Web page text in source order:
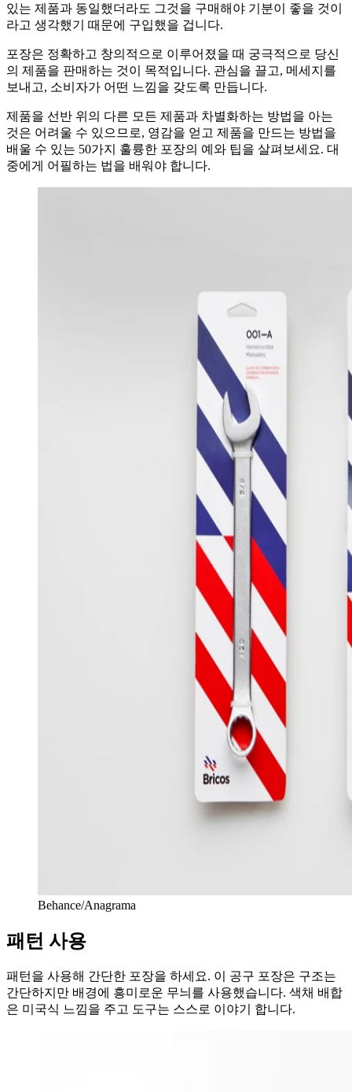
있는 제품과 동일했더라도 그것을 구매해야 기분이 좋을 것이
라고 생각했기 때문에 구입했을 겁니다.
포장은 정확하고 창의적으로 이루어졌을 때 궁극적으로 당신
의 제품을 판매하는 것이 목적입니다. 관심을 끌고, 메세지를
보내고, 소비자가 어떤 느낌을 갖도록 만듭니다.
제품을 선반 위의 다른 모든 제품과 차별화하는 방법을 아는
것은 어려울 수 있으므로, 영감을 얻고 제품을 만드는 방법을
배울 수 있는 50가지 훌륭한 포장의 예와 팁을 살펴보세요. 대
중에게 어필하는 법을 배워야 합니다.
Behance/Anagrama
패턴 사용
패턴을 사용해 간단한 포장을 하세요. 이 공구 포장은 구조는
간단하지만 배경에 흥미로운 무늬를 사용했습니다. 색채 배합
은 미국식 느낌을 주고 도구는 스스로 이야기 합니다.